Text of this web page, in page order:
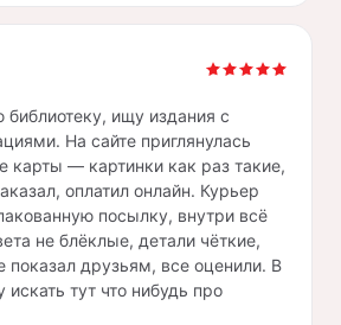
ищу издания с
На сайте приглянулась
карты — картинки как раз такие,
оплатил онлайн. Курьер
посылку, внутри всё
не блёклые, детали чёткие,
показал друзьям, все оценили. В
тут что нибудь про